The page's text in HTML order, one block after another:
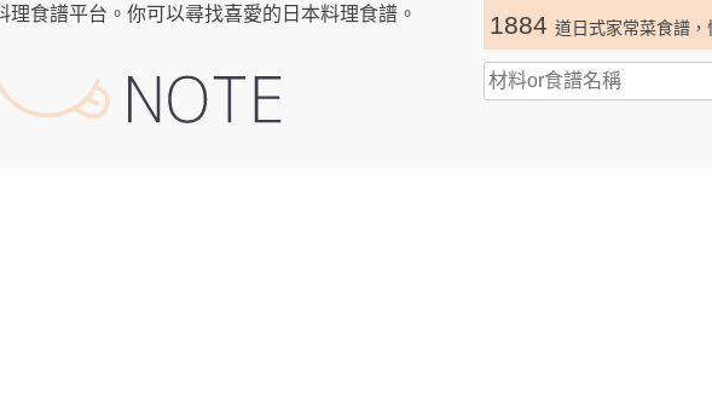
食譜平台。你可以尋找喜愛的日本料理食譜。 1884 道日式家常菜食譜，